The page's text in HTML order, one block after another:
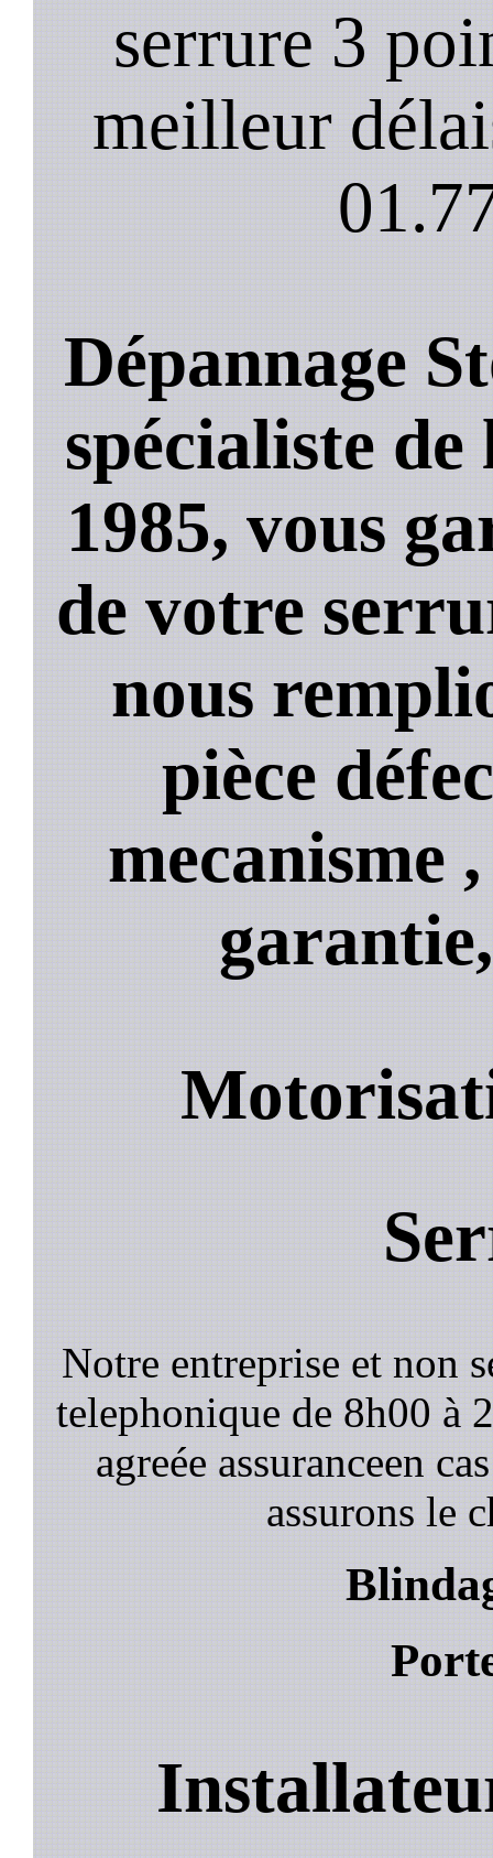
serrure 3
meilleur
Dépannage
spécialiste
1985, vous
de votre
nous
pièce
mecanisme
garantie,
Notre entreprise et non
telephonique de 8h00 à
agreée assuranceen
assurons le